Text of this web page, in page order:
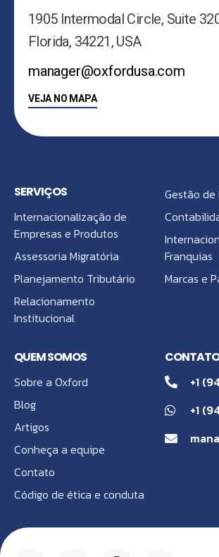
1905 Intermodal Circle, Suite
Florida, 34221, USA
manager@oxfordusa.com
VEJA NO MAPA
SERVIÇOS
Internacionalização de
Empresas e Produtos
Assessoria Migratória
Planejamento Tributário
Relacionamento
Institucional
Gestão de
Franquias
Marcas e
QUEM SOMOS
Sobre a Oxford
Blog
Artigos
Conheça a equipe
Contato
Código de ética e conduta
CONTATO
+1
+1